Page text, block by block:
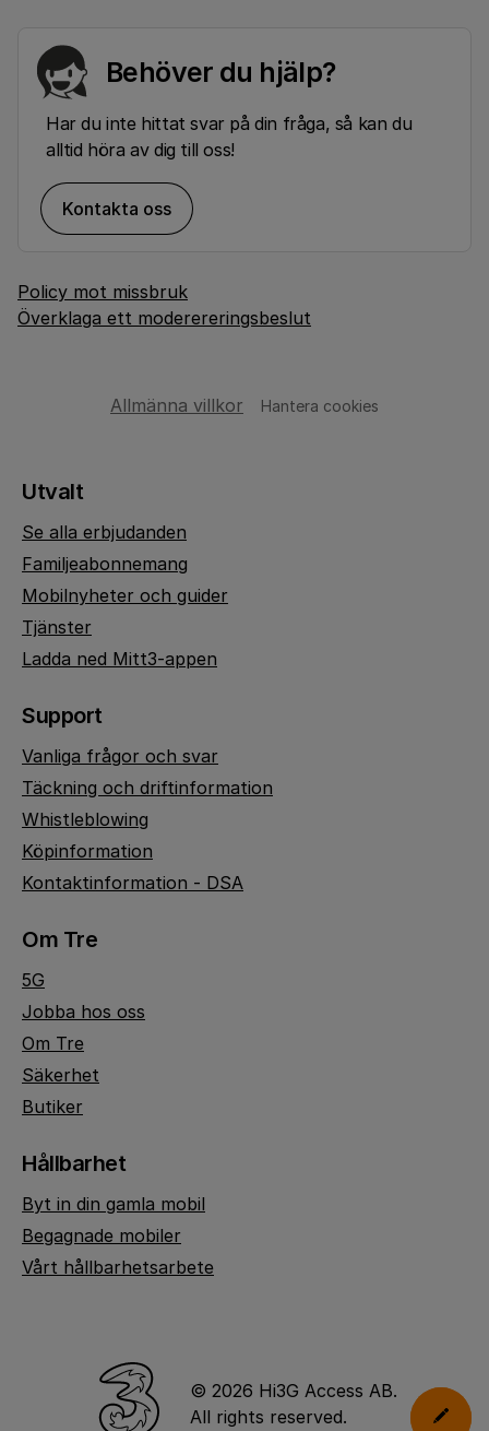
Behöver du hjälp?
Har du inte hittat svar på din fråga, så kan du
alltid höra av dig till oss!
Kontakta oss
Policy mot missbruk
Överklaga ett moderereringsbeslut
Allmänna villkor Hantera cookies
Utvalt
Se alla erbjudanden
Familjeabonnemang
Mobilnyheter och guider
Tjänster
Ladda ned Mitt3-appen
Support
Vanliga frågor och svar
Täckning och driftinformation
Whistleblowing
Köpinformation
Kontaktinformation - DSA
Om Tre
5G
Jobba hos oss
Om Tre
Säkerhet
Butiker
Hållbarhet
Byt in din gamla mobil
Begagnade mobiler
Vårt hållbarhetsarbete
© 2026 Hi3G Access AB.
All rights reserved.